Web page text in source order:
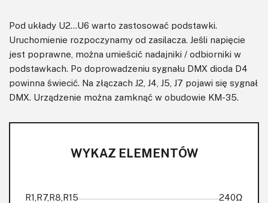
Pod układy U2…U6 warto zastosować podstawki.
Uruchomienie rozpoczynamy od zasilacza. Jeśli napięcie
jest poprawne, można umieścić nadajniki / odbiorniki w
podstawkach. Po doprowadzeniu sygnału DMX dioda D4
powinna świecić. Na złączach J2, J4, J5, J7 pojawi się sygnał
DMX. Urządzenie można zamknąć w obudowie KM-35.
WYKAZ ELEMENTÓW
R1,R7,R8,R15
240Ω